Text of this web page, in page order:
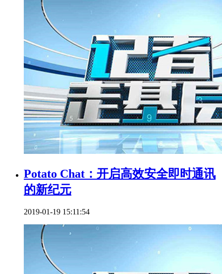
Potato Chat：开启高效安全即时通讯
的新纪元
2019-01-19 15:11:54